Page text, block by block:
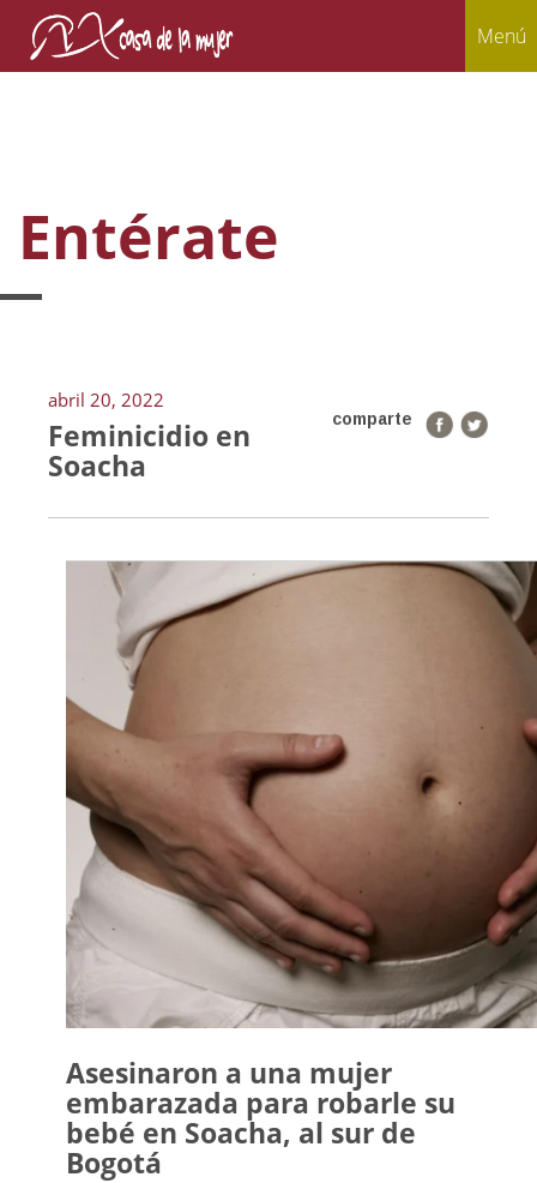
Menú
Entérate
abril 20, 2022
comparte
Feminicidio en
Soacha
Asesinaron a una mujer
embarazada para robarle su
bebé en Soacha, al sur de
Bogotá